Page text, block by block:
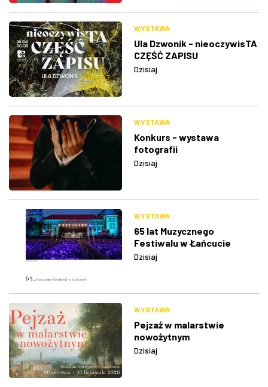
WYSTAWA
Ula Dzwonik - nieoczywisTA
CZĘŚĆ ZAPISU
Dzisiaj
WYSTAWA
Konkurs - wystawa
fotografii
Dzisiaj
WYSTAWA
65 lat Muzycznego
Festiwalu w Łańcucie
Dzisiaj
WYSTAWA
Pejzaż w malarstwie
nowożytnym
Dzisiaj